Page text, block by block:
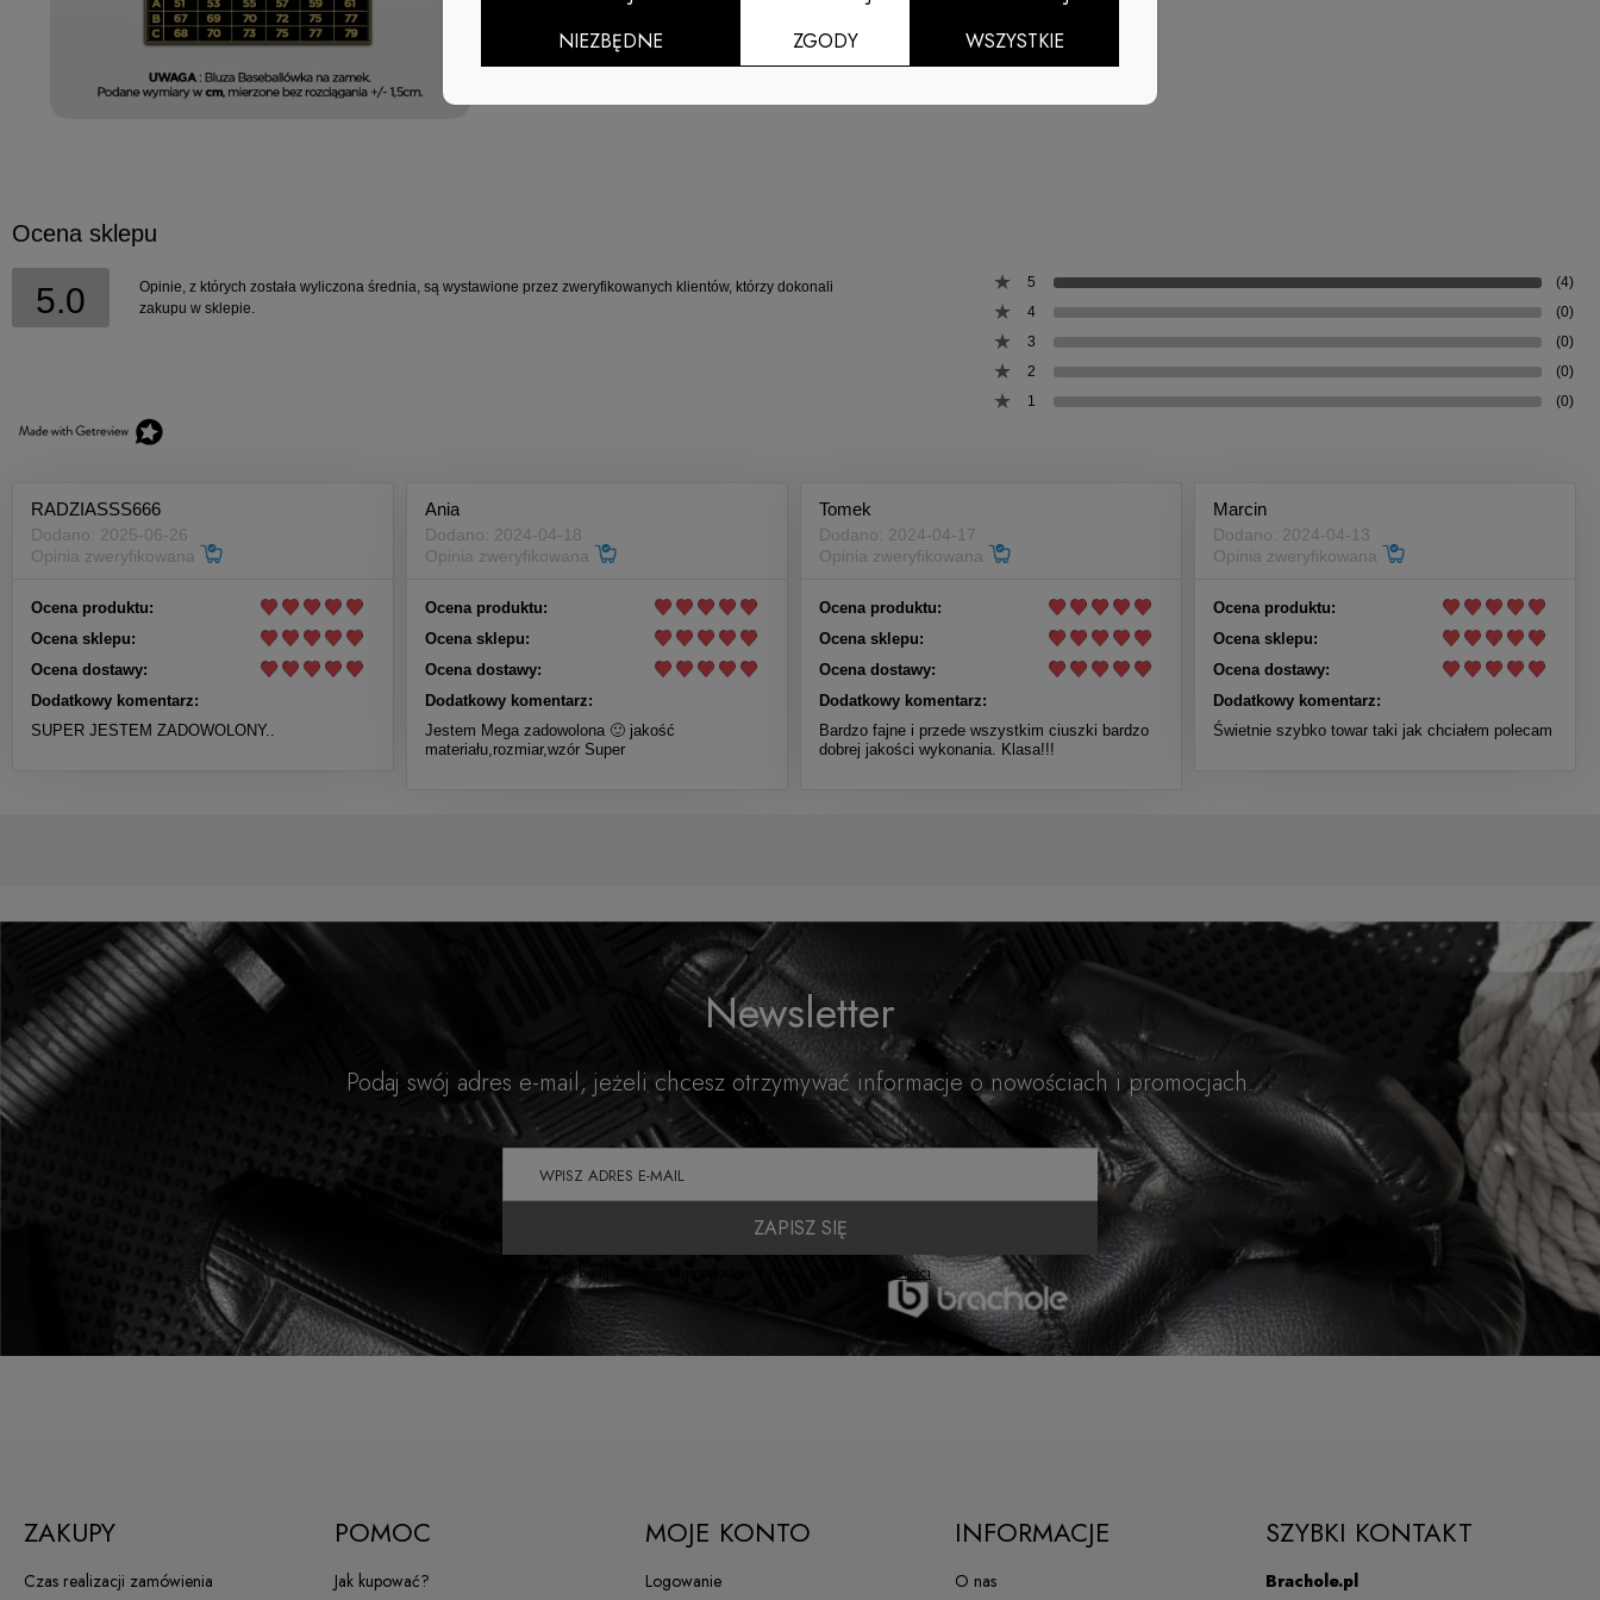
Ocena sklepu
5.0
Opinie, z których została wyliczona średnia, są wystawione przez zweryfikowanych klientów, którzy dokonali
zakupu w sklepie.
5
(4)
4
(0)
3
(0)
2
(0)
1
(0)
RADZIASSS666
Dodano: 2025-06-26
Opinia zweryfikowana
Ocena produktu:
Ocena sklepu:
Ocena dostawy:
Dodatkowy komentarz:
SUPER JESTEM ZADOWOLONY..
Ania
Dodano: 2024-04-18
Opinia zweryfikowana
Ocena produktu:
Ocena sklepu:
Ocena dostawy:
Dodatkowy komentarz:
Jestem Mega zadowolona 🙂 jakość
materiału,rozmiar,wzór Super
Tomek
Dodano: 2024-04-17
Opinia zweryfikowana
Ocena produktu:
Ocena sklepu:
Ocena dostawy:
Dodatkowy komentarz:
Bardzo fajne i przede wszystkim ciuszki bardzo
dobrej jakości wykonania. Klasa!!!
Marcin
Dodano: 2024-04-13
Opinia zweryfikowana
Ocena produktu:
Ocena sklepu:
Ocena dostawy:
Dodatkowy komentarz:
Świetnie szybko towar taki jak chciałem polecam
Newsletter
Podaj swój adres e-mail, jeżeli chcesz otrzymywać informacje o nowościach i promocjach.
ZAPISZ SIĘ
Twoje dane będą przetwarzane zgodnie z naszą polityką prywatności
ZAKUPY
Czas realizacji zamówienia
POMOC
Jak kupować?
MOJE KONTO
Logowanie
INFORMACJE
O nas
SZYBKI KONTAKT
Brachole.pl
NIEZBĘDNE
ZGODY
WSZYSTKIE